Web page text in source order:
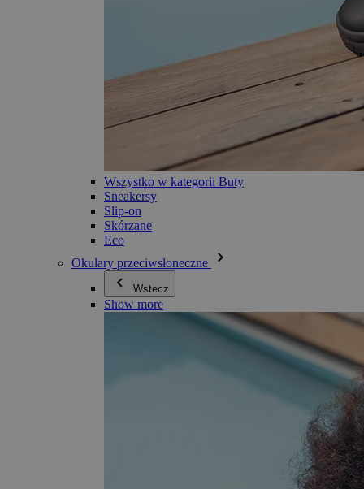
Wszystko w kategorii Buty
Sneakersy
Slip-on
Skórzane
Eco
Okulary przeciwsłoneczne
Wstecz
Show more